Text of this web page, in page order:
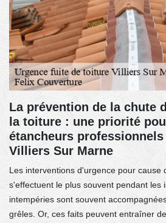
La prévention de la chute
la toiture : une priorité
étancheurs
Villiers Sur Marne
Les interventions d'urgence pour cause
s'effectuent le plus souvent pendant les
intempéries sont souvent
grêles. Or, ces faits peuvent entraîner